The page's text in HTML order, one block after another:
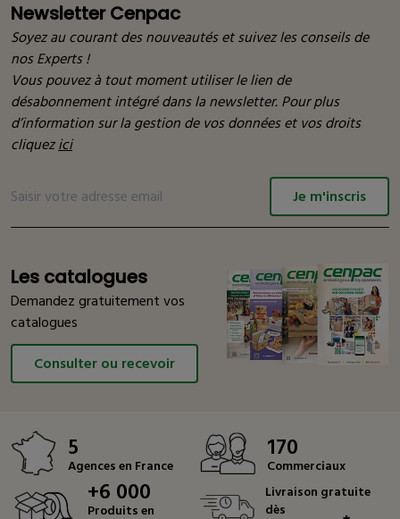
Newsletter Cenpac
Soyez au courant des nouveautés et suivez les conseils de
nos Experts !
Vous pouvez à tout moment utiliser le lien de
désabonnement intégré dans la newsletter. Pour plus
d’information sur la gestion de vos données et vos droits
cliquezici
Je m'inscris
Les catalogues
Demandez gratuitement vos
catalogues
Consulter ou recevoir
5
Agences en France
170
Commerciaux
+6 000
Produits en
Livraison gratuite
dès